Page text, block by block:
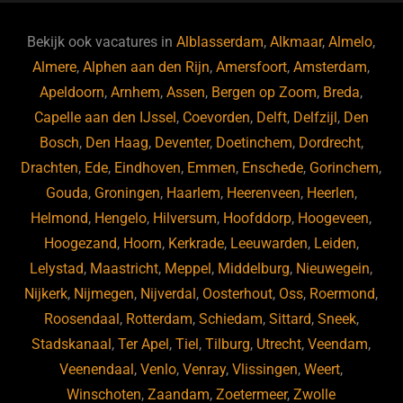
b
o
o
k
ky dI
n
Bekijk ook vacatures inAlblasserdam,Alkmaar,Almelo,
Almere,Alphen aan den Rijn,Amersfoort,Amsterdam,
Apeldoorn,Arnhem,Assen, Bergen op Zoom, Breda,
Capelle aan den IJssel , Coevorden, Delft, Delfzijl , Den
Bosch, Den Haag, Deventer, Doetinchem, Dordrecht,
Drachten, Ede, Eindhoven, Emmen, Enschede, Gorinchem,
Gouda, Groningen, Haarlem, Heerenveen, Heerlen,
Helmond, Hengelo, Hilversum, Hoofddorp, Hoogeveen,
Hoogezand, Hoorn, Kerkrade, Leeuwarden, Leiden,
Lelystad, Maastricht, Meppel , Middelburg, Nieuwegein,
Nijkerk, Nijmegen, Nijverdal , Oosterhout, Oss, Roermond,
Roosendaal , Rotterdam, Schiedam, Sittard, Sneek,
Stadskanaal ,Ter Apel ,Tiel ,Tilburg, Utrecht,Veendam,
Veenendaal ,Venlo,Venray,Vlissingen,Weert,
Winschoten,Zaandam,Zoetermeer,Zwolle